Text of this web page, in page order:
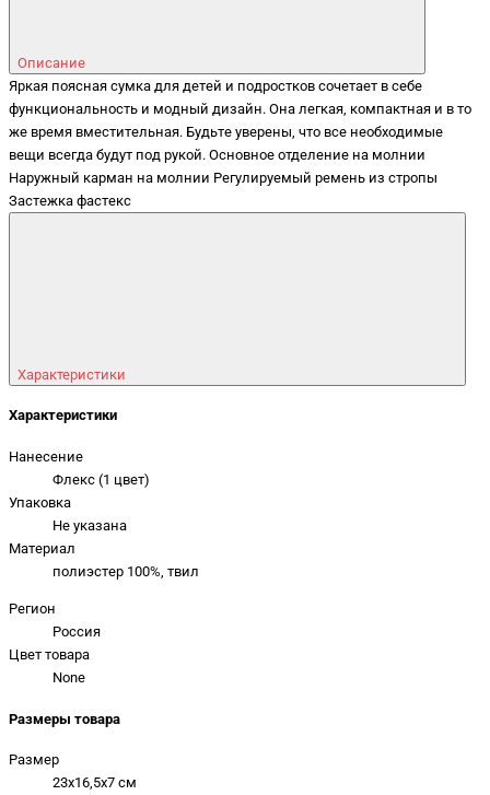
Описание
Яркая поясная сумка для детей и подростков сочетает в себе
функциональность и модный дизайн. Она легкая, компактная и в то
же время вместительная. Будьте уверены, что все необходимые
вещи всегда будут под рукой. Основное отделение на молнии
Наружный карман на молнии Регулируемый ремень из стропы
Застежка фастекс
Характеристики
Характеристики
Нанесение
Флекс (1 цвет)
Упаковка
Не указана
Материал
полиэстер 100%, твил
Регион
Россия
Цвет товара
None
Размеры товара
Размер
23x16,5x7 см